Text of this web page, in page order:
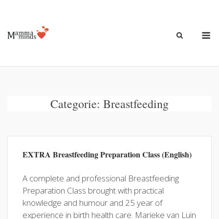
de
inhoud
Categorie: Breastfeeding
EXTRA Breastfeeding Preparation Class (English)
A complete and professional Breastfeeding
Preparation Class brought with practical
knowledge and humour and 25 year of
experience in birth health care. Marieke van Luin